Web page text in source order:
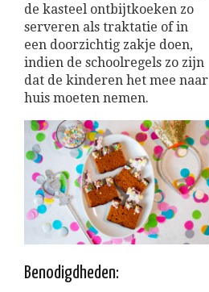
de kasteel ontbijtkoeken zo
serveren als traktatie of in
een doorzichtig zakje doen,
indien de schoolregels zo zijn
dat de kinderen het mee naar
huis moeten nemen.
Benodigdheden: